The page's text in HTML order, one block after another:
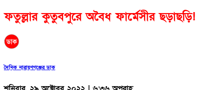
ফতুল্লার কুতুবপুরে অবৈধ ফার্মেসীর ছড়াছড়ি!
দৈনিক নারায়ণগঞ্জের ডাক